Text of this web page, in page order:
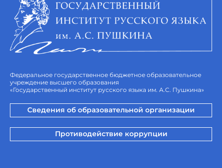
Федеральное государственное бюджетное образовательное
учреждение высшего образования
«Государственный институт русского языка им. А.С. Пушкина»
Сведения об образовательной организации
Противодействие коррупции